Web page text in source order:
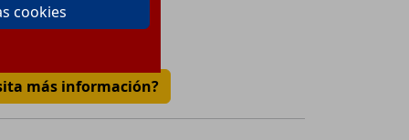
cookies
más información?